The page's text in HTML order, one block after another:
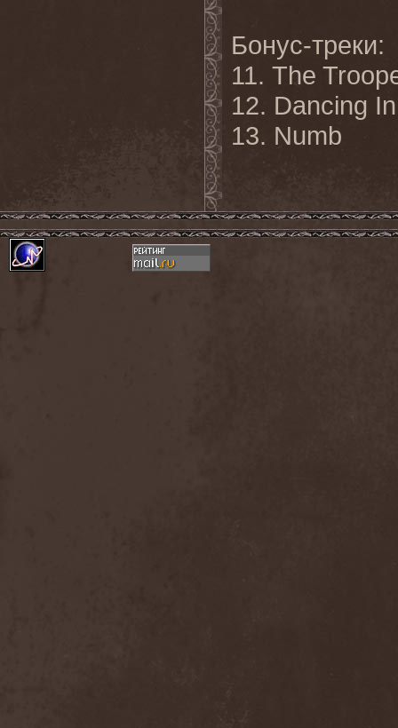
Бонус-треки:
11. The
12. Dancing
13. Numb